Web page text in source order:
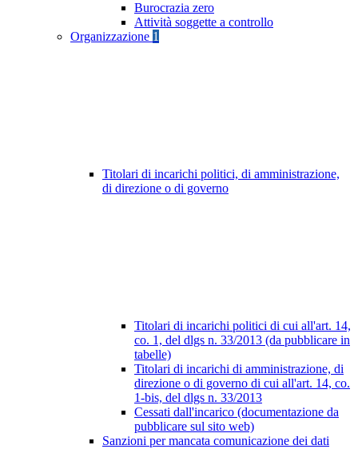
Burocrazia zero
Attività soggette a controllo
Organizzazione 1
Titolari di incarichi politici, di amministrazione,
di direzione o di governo
Titolari di incarichi politici di cui all'art. 14,
co. 1, del dlgs n. 33/2013 (da pubblicare in
tabelle)
Titolari di incarichi di amministrazione, di
direzione o di governo di cui all'art. 14, co.
1-bis, del dlgs n. 33/2013
Cessati dall'incarico (documentazione da
pubblicare sul sito web)
Sanzioni per mancata comunicazione dei dati